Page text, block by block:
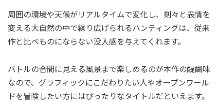
周囲の環境や天候がリアルタイムで変化し、刻々と表情を
変える大自然の中で繰り広げられるハンティングは、従来
作と比べものにならない没入感を与えてくれます。
バトルの合間に見える風景まで楽しめるのが本作の醍醐味
なので、グラフィックにこだわりたい人やオープンワール
ドを冒険したい方にはぴったりなタイトルだといえます。